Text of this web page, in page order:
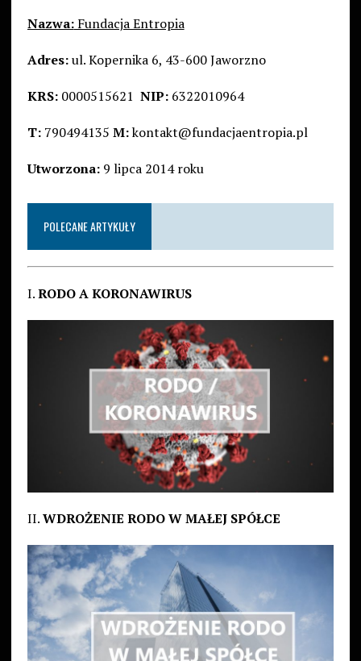
Nazwa:Fundacja Entropia
Adres:ul. Kopernika 6, 43-600 Jaworzno
KRS: 0000515621 NIP: 6322010964
T:790494135 M:kontakt@fundacjaentropia.pl
Utworzona:9 lipca 2014 roku
POLECANE ARTYKUŁY
I.RODO A KORONAWIRUS
II.WDROŻENIE RODO W MAŁEJ SPÓŁCE